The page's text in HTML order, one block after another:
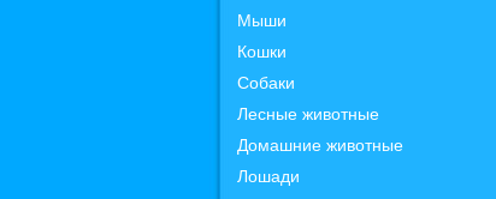
Мыши
Кошки
Собаки
Лесные животные
Домашние животные
Лошади